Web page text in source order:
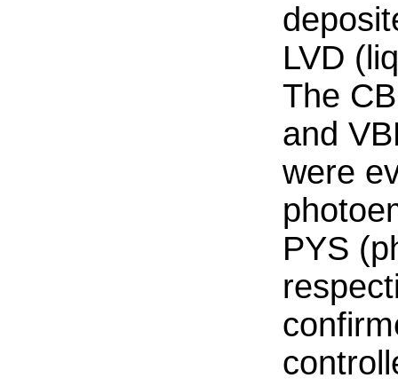
LVD
The
and
were
PYS